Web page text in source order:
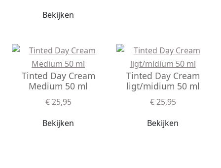
Bekijken
Tinted Day Cream
Medium 50 ml
€ 25,95
Bekijken
Tinted Day Cream
ligt/midium 50 ml
€ 25,95
Bekijken